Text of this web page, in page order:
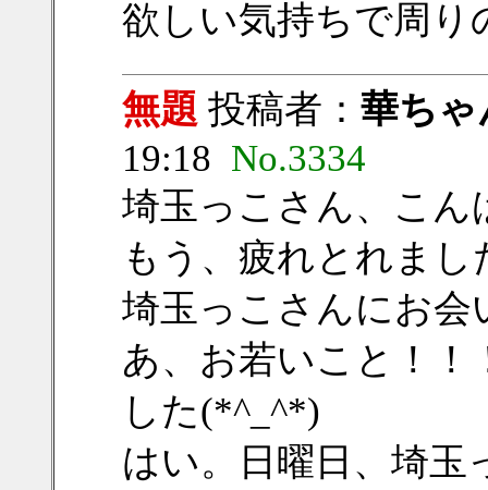
欲しい気持ちで周
無題 投稿者： 華ちゃ
19:18 No.3334
埼玉っこさん、こん
もう、疲れとれまし
埼玉っこさんにお
あ、お若いこと！
した(*^_^*)
はい。日曜日、埼